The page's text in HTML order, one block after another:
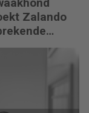
Zalando
in